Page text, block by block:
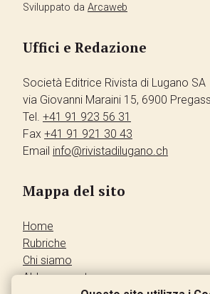
Sviluppato da Arcaweb
Uffici e Redazione
Società Editrice Rivista di Lugano SA
via Giovanni Maraini 15, 6900
Tel. +41 91 923 56 31
Fax +41 91 921 30 43
Email info@rivistadilugano.ch
Mappa del sito
Home
Rubriche
Chi siamo
Abbonamento